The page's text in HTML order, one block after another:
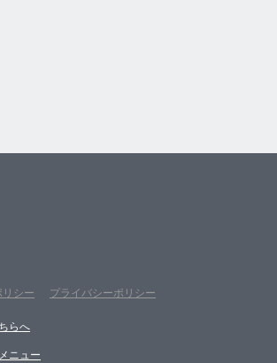
シー プライバシーポリシー
らへ
ニュー